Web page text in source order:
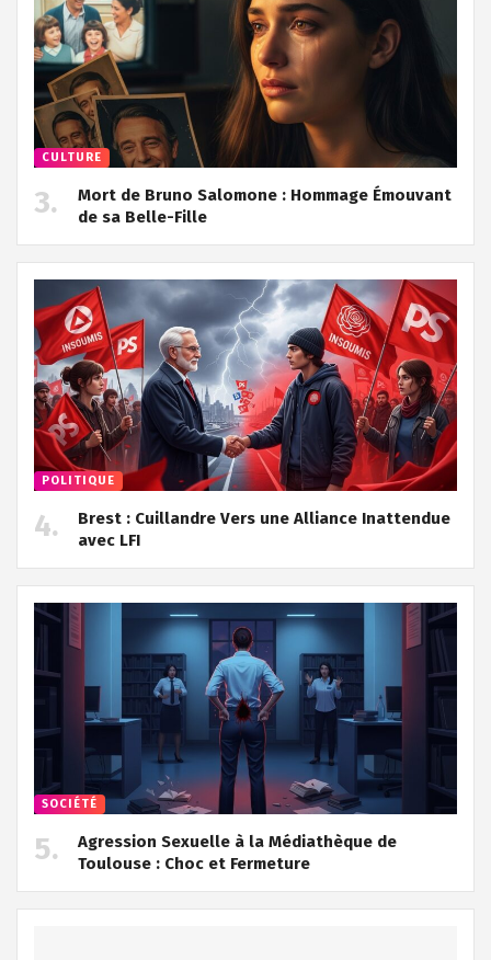
CULTURE
Mort de Bruno Salomone : Hommage Émouvant
de sa Belle-Fille
POLITIQUE
Brest : Cuillandre Vers une Alliance Inattendue
avec LFI
SOCIÉTÉ
Agression Sexuelle à la Médiathèque de
Toulouse : Choc et Fermeture